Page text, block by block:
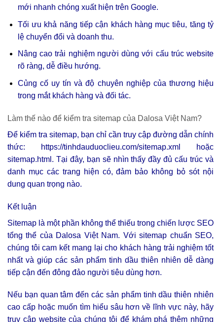
mới nhanh chóng xuất hiện trên Google.
Tối ưu khả năng tiếp cận khách hàng mục tiêu, tăng tỷ
lệ chuyển đổi và doanh thu.
Nâng cao trải nghiệm người dùng với cấu trúc website
rõ ràng, dễ điều hướng.
Củng cố uy tín và độ chuyên nghiệp của thương hiệu
trong mắt khách hàng và đối tác.
Làm thế nào để kiểm tra sitemap của Dalosa Việt Nam?
Để kiểm tra sitemap, bạn chỉ cần truy cập đường dẫn chính
thức:
https://tinhdauduoclieu.com/sitemap.xml
hoặc
sitemap.html. Tại đây, bạn sẽ nhìn thấy đầy đủ cấu trúc và
danh mục các trang hiện có, đảm bảo không bỏ sót nội
dung quan trọng nào.
Kết luận
Sitemap là một phần không thể thiếu trong chiến lược SEO
tổng thể của Dalosa Việt Nam. Với sitemap chuẩn SEO,
chúng tôi cam kết mang lại cho khách hàng trải nghiệm tốt
nhất và giúp các sản phẩm tinh dầu thiên nhiên dễ dàng
tiếp cận đến đông đảo người tiêu dùng hơn.
Nếu bạn quan tâm đến các sản phẩm tinh dầu thiên nhiên
cao cấp hoặc muốn tìm hiểu sâu hơn về lĩnh vực này, hãy
truy cập website của chúng tôi để khám phá thêm những